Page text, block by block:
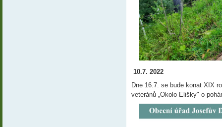
10.7. 2022
Dne 16.7. se bude konat XIX
veteránů „Okolo Elišky" o